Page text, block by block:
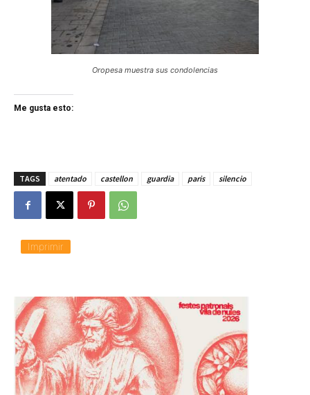
Oropesa muestra sus condolencias
Me gusta esto:
TAGS atentado castellon guardia paris silencio
Imprimir